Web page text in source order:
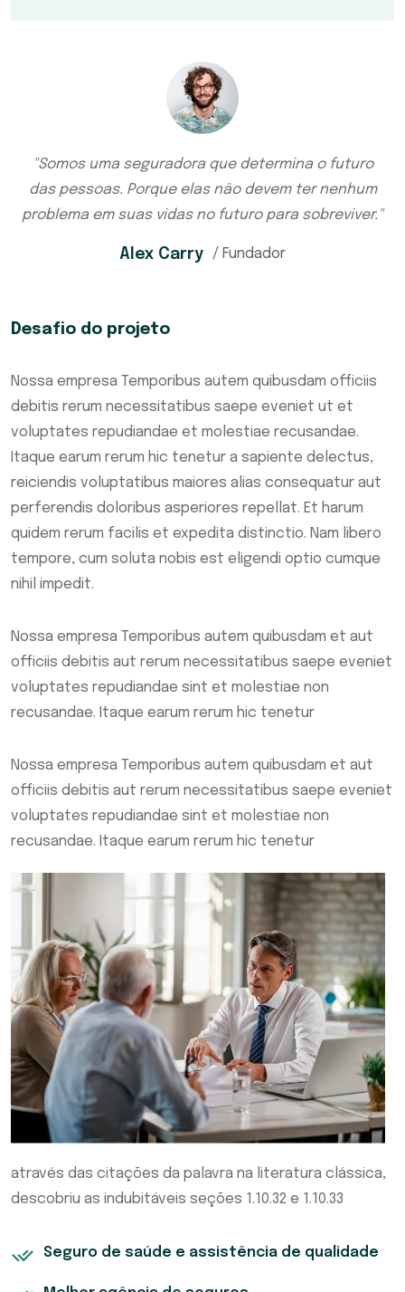
"Somos uma seguradora que determina o futuro
das pessoas. Porque elas não devem ter nenhum
problema em suas vidas no futuro para sobreviver."
Alex Carry / Fundador
Desafio do projeto
Nossa empresa Temporibus autem quibusdam officiis
debitis rerum necessitatibus saepe eveniet ut et
voluptates repudiandae et molestiae recusandae.
Itaque earum rerum hic tenetur a sapiente delectus,
reiciendis voluptatibus maiores alias consequatur aut
perferendis doloribus asperiores repellat. Et harum
quidem rerum facilis et expedita distinctio. Nam libero
tempore, cum soluta nobis est eligendi optio cumque
nihil impedit.
Nossa empresa Temporibus autem quibusdam et aut
officiis debitis aut rerum necessitatibus saepe eveniet
voluptates repudiandae sint et molestiae non
recusandae. Itaque earum rerum hic tenetur
Nossa empresa Temporibus autem quibusdam et aut
officiis debitis aut rerum necessitatibus saepe eveniet
voluptates repudiandae sint et molestiae non
recusandae. Itaque earum rerum hic tenetur
através das citações da palavra na literatura clássica,
descobriu as indubitáveis seções 1.10.32 e 1.10.33
Seguro de saúde e assistência de qualidade